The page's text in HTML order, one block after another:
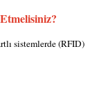
sistemlerde (RFID)